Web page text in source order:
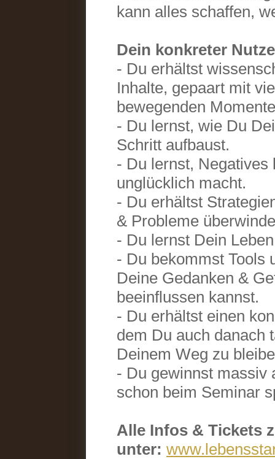
kann alles schaffen,
Dein konkreter
- Du erhältst
Inhalte, gepaart mit
bewegenden
- Du lernst, wie Du
Schritt aufbaust.
- Du lernst,
unglücklich macht.
- Du erhältst
& Probleme
- Du lernst Dein
- Du bekommst Tools
Deine Gedanken &
beeinflussen kannst.
- Du erhältst einen
dem Du auch danach
Deinem Weg zu
- Du gewinnst massiv
schon beim Seminar
Alle Infos & Tickets
unter: